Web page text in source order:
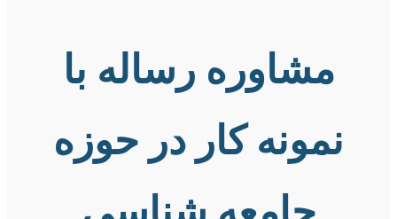
مشاوره رساله با
نمونه کار در حوزه